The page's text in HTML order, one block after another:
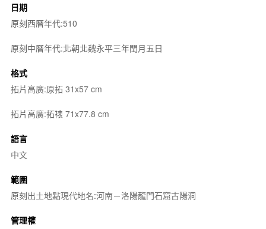
日期
原刻西曆年代:510
原刻中曆年代:北朝北魏永平三年閏月五日
格式
拓片高廣:原拓 31x57 cm
拓片高廣:拓裱 71x77.8 cm
語言
中文
範圍
原刻出土地點現代地名:河南－洛陽龍門石窟古陽洞
管理權